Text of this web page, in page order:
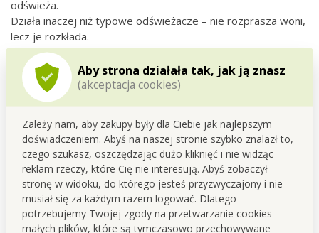
Aby strona działała tak, jak ją znasz
(akceptacja cookies)
Zależy nam, aby zakupy były dla Ciebie jak najlepszym
doświadczeniem. Abyś na naszej stronie szybko znalazł to,
czego szukasz, oszczędzając dużo kliknięć i nie widząc
reklam rzeczy, które Cię nie interesują. Abyś zobaczył
stronę w widoku, do którego jesteś przyzwyczajony i nie
musiał się za każdym razem logować. Dlatego
potrzebujemy Twojej zgody na przetwarzanie cookies-
małych plików, które są tymczasowo przechowywane
odświeża.
Działa inaczej niż typowe odświeżacze – nie rozprasza woni,
lecz je rozkłada.
Bezpieczny dla tekstyliów oraz odpowiedni do częstego
stosowania.
Stosowanie:
powietrza.
Pozostaw do działania – preparat zaczyna neutralizować
zapachy natychmiast.
Powtarzaj w razie potrzeby – szczególnie po kontakcie z
dymem, smażeniem, grillowaniem itp.
🎯DEOTEX ANTITABAC– świeży start dla Twojej